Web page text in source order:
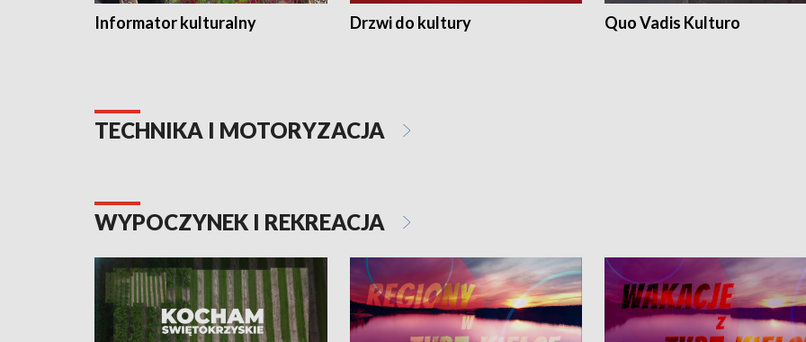
Informator kulturalny Drzwi do kultury Quo Vadis Kulturo
TECHNIKA I MOTORYZACJA
WYPOCZYNEK I REKREACJA